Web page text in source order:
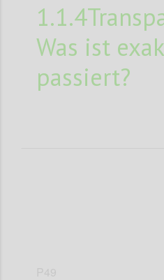
Was ist
passiert?